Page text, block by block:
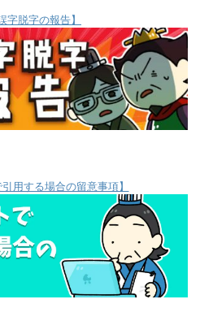
字脱字の報告】
用する場合の留意事項】